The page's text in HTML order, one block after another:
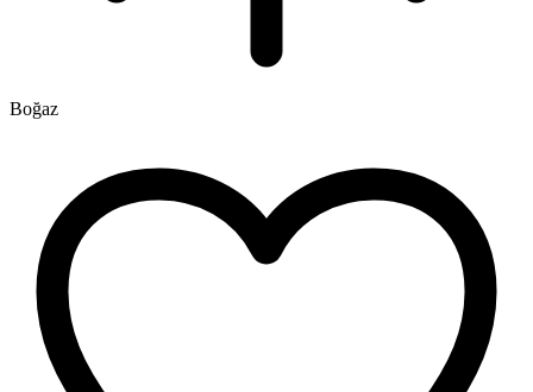
Boğaz